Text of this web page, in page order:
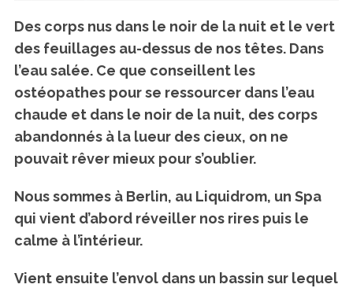
Des corps nus dans le noir de la nuit et le vert
des feuillages au-dessus de nos têtes. Dans
l’eau salée. Ce que conseillent les
ostéopathes pour se ressourcer dans l’eau
chaude et dans le noir de la nuit, des corps
abandonnés à la lueur des cieux, on ne
pouvait rêver mieux pour s’oublier.
Nous sommes à Berlin, au Liquidrom, un Spa
qui vient d’abord réveiller nos rires puis le
calme à l’intérieur.
Vient ensuite l’envol dans un bassin sur lequel